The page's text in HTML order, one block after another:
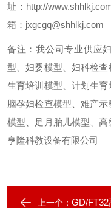
址：http://
箱：jxgcgq@shhlkj.com
备注：我公司专业供应
型、妇婴模型、妇科检
生育培训模型、计划生
脑孕妇检查模型、难产
模型、足月胎儿模型、
亨隆科教设备有限公司
上一个： GD/